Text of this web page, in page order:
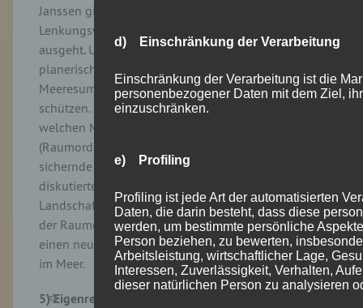
Janssen ging der Frage nach, welche
Lenkungswirkung von der Raumplanung im Meer
ausgeht. Und ob sie in der jetzigen rechtlichen und
planerischen Ausgestaltung geeignet ist, die
Meeresumwelt langfristig generationengerecht zu
schützen. In einer Gesamtschau analysierte Janssen,
welchen Mehrwert die räumliche Planung
(Raumordnung und Fachplanungen) als ordnende,
sichernde und entwickelnde Instrumente gibt. Er
diskutierte u.a. Vorschläge für die Ausdehnung der
Landschaftsplanung auf die AWZ, die Erweiterung
der Raumordnung auf den Meeresuntergrund und
einen neuen Fachplan für die CO₂-Sequestrierung
im Meer.
5) Eigenrechte der Natur: Haben Wale und Wellen
d) Einschränkung der Verarbeitung
Einschränkung der Verarbeitung ist die
personenbezogener Daten mit dem Ziel,
einzuschränken.
e) Profiling
Profiling ist jede Art der automatisierten
Daten, die darin besteht, dass diese
werden, um bestimmte persönliche
Person beziehen, zu bewerten,
Arbeitsleistung, wirtschaftlicher Lage,
Interessen, Zuverlässigkeit, Verhalten,
dieser natürlichen Person zu analysieren